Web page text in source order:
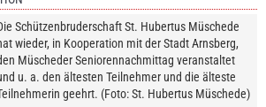
Schützenbruderschaft St. Hubertus Müschede
wieder, in Kooperation mit der Stadt Arnsberg,
Müscheder Seniorennachmittag veranstaltet
u. a. den ältesten Teilnehmer und die älteste
geehrt. (Foto: St. Hubertus Müschede)